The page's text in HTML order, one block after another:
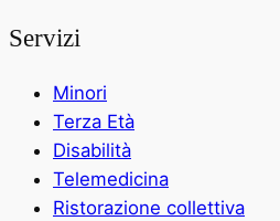
Servizi
Minori
Terza Età
Disabilità
Telemedicina
Ristorazione collettiva